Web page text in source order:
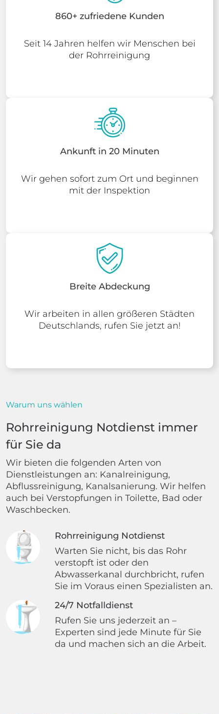
860+ zufriedene Kunden
Seit 14 Jahren helfen wir Menschen bei
der Rohrreinigung
Ankunft in 20 Minuten
Wir gehen sofort zum Ort und beginnen
mit der Inspektion
Breite Abdeckung
Wir arbeiten in allen größeren Städten
Deutschlands, rufen Sie jetzt an!
Warum uns wählen
Rohrreinigung Notdienst immer
für Sie da
Wir bieten die folgenden Arten von
Dienstleistungen an: Kanalreinigung,
Abflussreinigung, Kanalsanierung. Wir helfen
auch bei Verstopfungen in Toilette, Bad oder
Waschbecken.
Rohrreinigung Notdienst
Warten Sie nicht, bis das Rohr
verstopft ist oder den
Abwasserkanal durchbricht, rufen
Sie im Voraus einen Spezialisten an.
24/7 Notfalldienst
Rufen Sie uns jederzeit an –
Experten sind jede Minute für Sie
da und machen sich an die Arbeit.